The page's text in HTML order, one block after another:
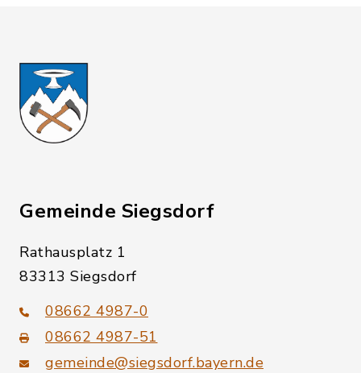
Gemeinde Siegsdorf
Rathausplatz 1
83313 Siegsdorf
08662 4987-0
08662 4987-51
gemeinde@siegsdorf.bayern.de